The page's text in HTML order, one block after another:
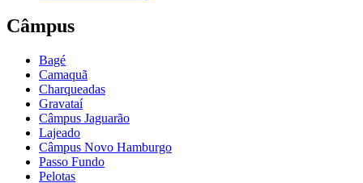
Câmpus
Bagé
Camaquã
Charqueadas
Gravataí
Câmpus Jaguarão
Lajeado
Câmpus Novo Hamburgo
Passo Fundo
Pelotas